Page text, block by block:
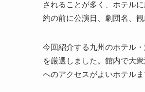
されることが多く、ホテル
約の前に公演日、劇団名、
今回紹介する九州のホテル
を厳選しました。館内で大
へのアクセスがよいホテル